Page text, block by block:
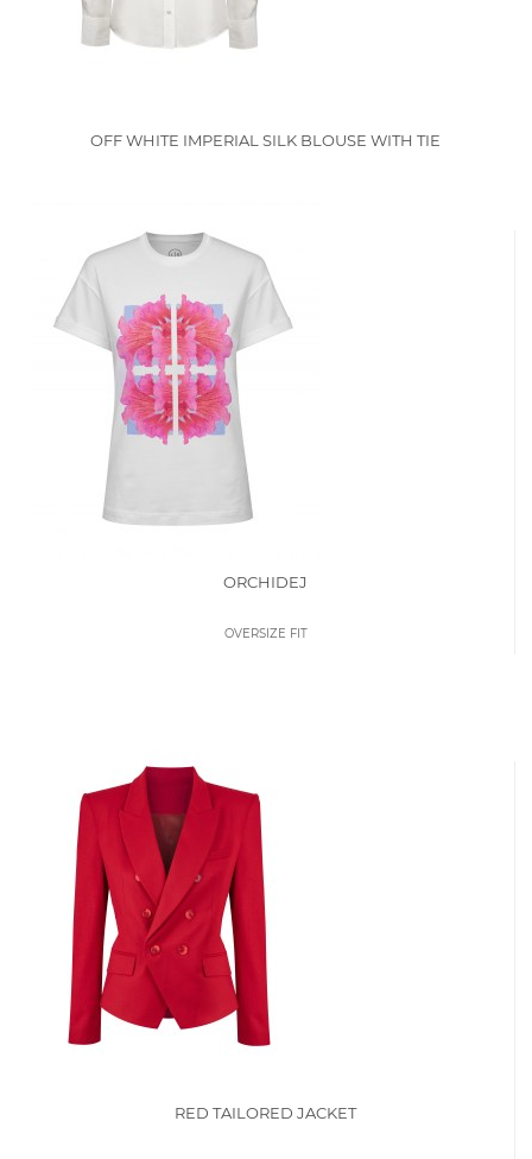
OFF WHITE IMPERIAL SILK BLOUSE WITH TIE
ORCHIDEJ
OVERSIZE FIT
RED TAILORED JACKET